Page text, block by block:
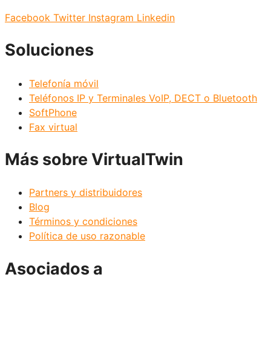
Facebook Twitter Instagram Linkedin
Soluciones
Telefonía móvil
Teléfonos IP y Terminales VoIP, DECT o Bluetooth
SoftPhone
Fax virtual
Más sobre VirtualTwin
Partners y distribuidores
Blog
Términos y condiciones
Política de uso razonable
Asociados a